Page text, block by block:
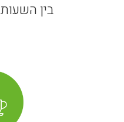
בין השעות 16:30-20:30